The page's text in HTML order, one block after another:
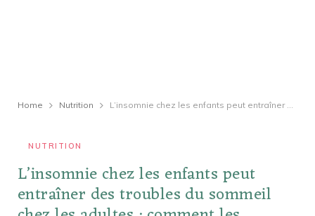
Home Nutrition L’insomnie chez les enfants peut entraîner des troubles du sommeil chez les adultes : comment les parents peuvent aider
NUTRITION
L’insomnie chez les enfants peut
entraîner des troubles du sommeil